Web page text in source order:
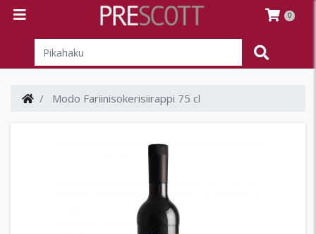
0
Modo Fariinisokerisiirappi 75 cl